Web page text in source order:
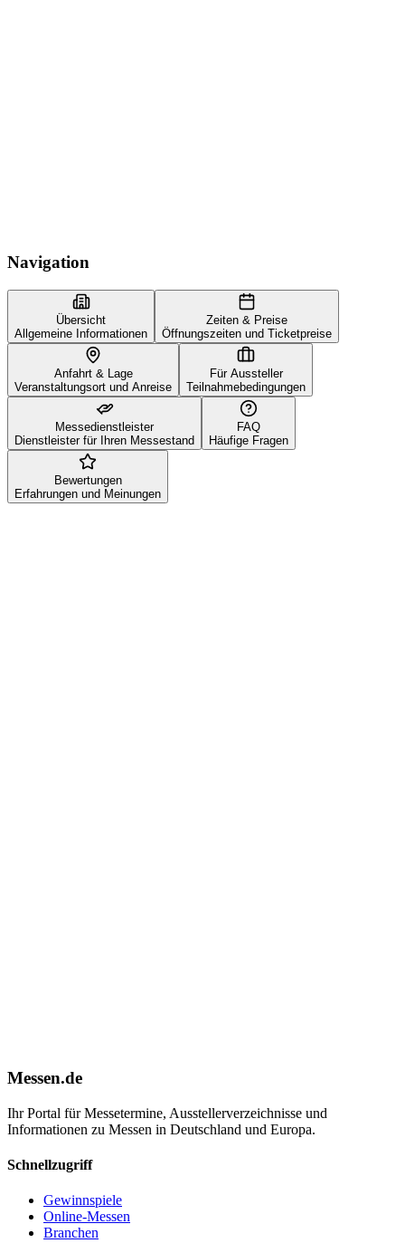
Navigation
Übersicht
Allgemeine Informationen
Zeiten & Preise
Öffnungszeiten und Ticketpreise
Anfahrt & Lage
Veranstaltungsort und Anreise
Für Aussteller
Teilnahmebedingungen
Messedienstleister
Dienstleister für Ihren Messestand
FAQ
Häufige Fragen
Bewertungen
Erfahrungen und Meinungen
Messen.de
Ihr Portal für Messetermine, Ausstellerverzeichnisse und
Informationen zu Messen in Deutschland und Europa.
Schnellzugriff
Gewinnspiele
Online-Messen
Branchen